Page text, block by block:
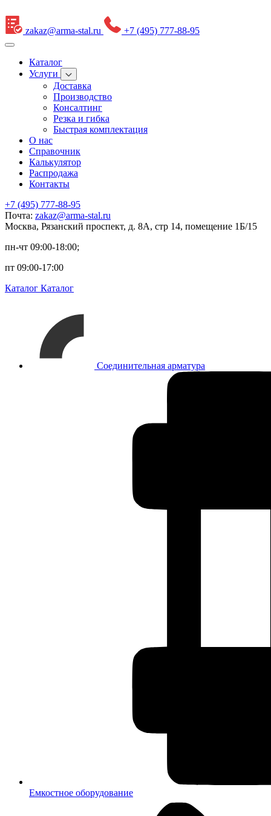
zakaz@arma-stal.ru +7 (495) 777-88-95
Каталог
Услуги
Доставка
Производство
Консалтинг
Резка и гибка
Быстрая комплектация
О нас
Справочник
Калькулятор
Распродажа
Контакты
+7 (495) 777-88-95
Почта: zakaz@arma-stal.ru
Москва, Рязанский проспект, д. 8А, стр 14, помещение 1Б/15
пн-чт 09:00-18:00;
пт 09:00-17:00
Каталог Каталог
Соединительная арматура
Емкостное оборудование